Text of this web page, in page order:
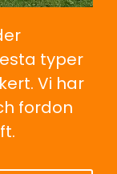
typer
Vi har
fordon